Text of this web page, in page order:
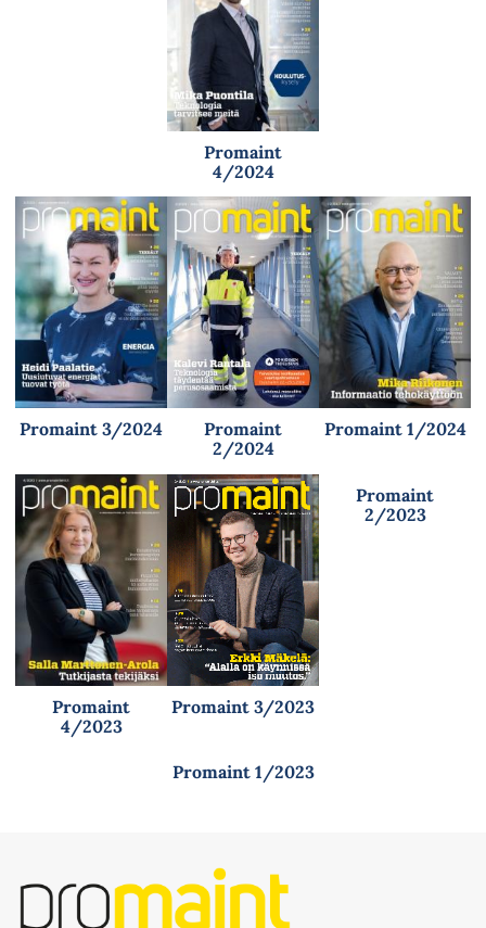
Promaint
4/2024
Promaint 3/2024
Promaint
2/2024
Promaint 1/2024
Promaint
4/2023
Promaint 3/2023
Promaint
2/2023
Promaint 1/2023